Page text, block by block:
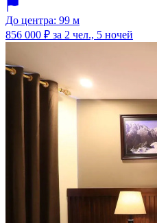
До центра: 99 м
856 000 ₽ за 2 чел., 5 ночей